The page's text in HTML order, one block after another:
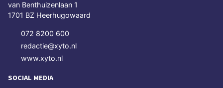
van Benthuizenlaan 1
1701 BZ Heerhugowaard
072 8200 600
redactie@xyto.nl
www.xyto.nl
SOCIAL MEDIA